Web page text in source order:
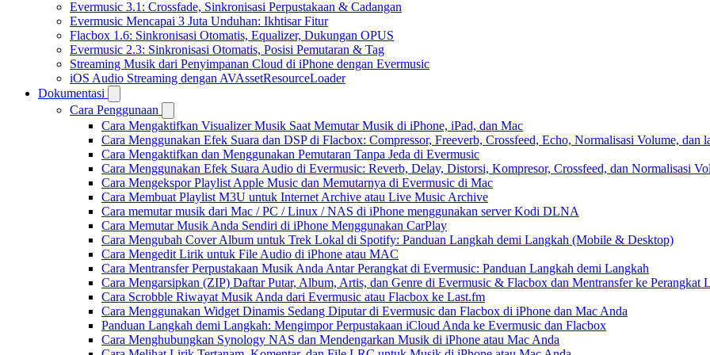
Evermusic 3.1: Crossfade, Sinkronisasi Perpustakaan & Cadangan
Evermusic Mencapai 3 Juta Unduhan: Ikhtisar Fitur
Flacbox 1.6: Sinkronisasi Otomatis, Equalizer, Dukungan OPUS
Evermusic 2.3: Sinkronisasi Otomatis, Posisi Pemutaran & Tag
Streaming Musik dari Penyimpanan Cloud di iPhone dengan Evermusic
iOS Audio Streaming dengan AVAssetResourceLoader
Dokumentasi
Cara Penggunaan
Cara Mengaktifkan Visualizer Musik Saat Memutar Musik di iPhone, iPad, dan Mac
Cara Menggunakan Efek Suara dan DSP di Flacbox: Compressor, Freeverb, Crossfeed, Echo, Normalisasi Volume, dan
Cara Mengaktifkan dan Menggunakan Pemutaran Tanpa Jeda di Evermusic
Cara Menggunakan Efek Suara Audio di Evermusic: Reverb, Delay, Distorsi, Kompresor, Crossfeed, dan Normalisasi
Cara Mengekspor Playlist Apple Music dan Memutarnya di Evermusic di Mac
Cara Membuat Playlist M3U untuk Internet Archive atau Live Music Archive
Cara memutar musik dari Mac / PC / Linux / NAS di iPhone menggunakan server Kodi DLNA
Cara Memutar Musik Anda Sendiri di iPhone Menggunakan CarPlay
Cara Mengubah Cover Album untuk Trek Lokal di Spotify: Panduan Langkah demi Langkah (Mobile & Desktop)
Cara Mengedit Lirik untuk File Audio di iPhone atau MAC
Cara Mentransfer Perpustakaan Musik Anda Antar Perangkat di Evermusic: Panduan Langkah demi Langkah
Cara Mengarsipkan (ZIP) Daftar Putar, Album, Artis, dan Genre di Evermusic & Flacbox dan Mentransfer ke Perangkat
Cara Scrobble Riwayat Musik Anda dari Evermusic atau Flacbox ke Last.fm
Cara Menggunakan Widget Dinamis Sedang Diputar di Evermusic dan Flacbox di iPhone dan Mac Anda
Panduan Langkah demi Langkah: Mengimpor Perpustakaan iCloud Anda ke Evermusic dan Flacbox
Cara Menghubungkan Synology NAS dan Mendengarkan Musik di iPhone atau Mac Anda